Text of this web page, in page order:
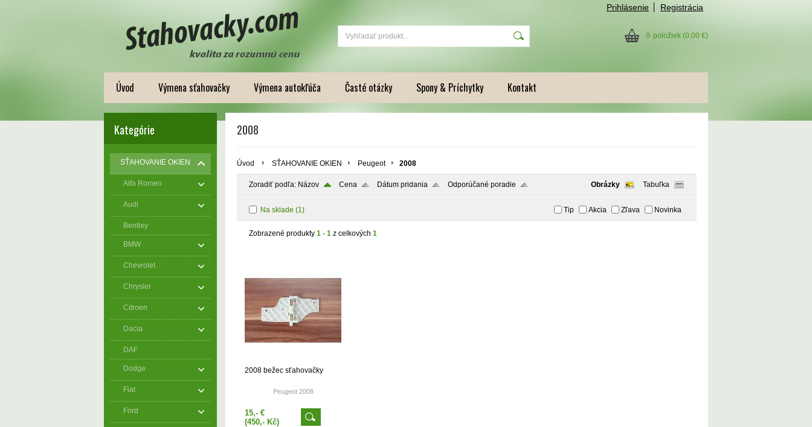
Prihlásenie Registrácia
0 položiek (0,00 €)
Úvod Výmena sťahovačky Výmena autokľúča Časté otázky Spony & Príchytky Kontakt
Kategórie
SŤAHOVANIE OKIEN
Alfa Romeo
Audi
Bentley
BMW
Chevrolet
Chrysler
Citroen
Dacia
DAF
Dodge
Fiat
Ford
2008
Úvod SŤAHOVANIE OKIEN Peugeot 2008
Zoradiť podľa: Názov Cena Dátum pridania Odporúčané poradie Obrázky Tabuľka
Na sklade (1) Tip Akcia Zľava Novinka
Zobrazené produkty 1 - 1 z celkových 1
2008 bežec sťahovačky
Peugeot 2008
15,- €
(450,- Kč)